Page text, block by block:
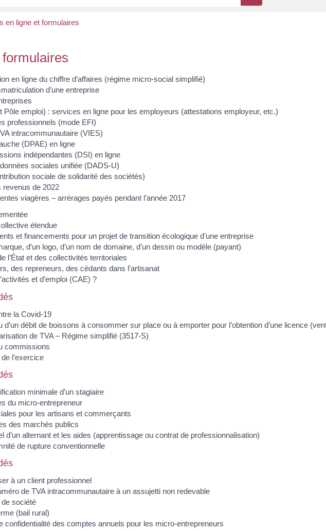
en ligne et formulaires
en ligne du chiffre d’affaires (régime micro-social simplifié)
d’une entreprise
Pôle emploi) : services en ligne pour les employeurs (attestations employeur, etc.)
professionnels (mode EFI)
intracommunautaire (VIES)
(DPAE) en ligne
indépendantes (DSI) en ligne
sociales unifiée (DADS-U)
sociale de solidarité des sociétés)
revenus de 2022
viagères – arrérages payés pendant l’année 2017
étendue
et financements pour un projet de transition écologique d’une entreprise
d’un logo, d’un nom de domaine, d’un dessin ou modèle (payant)
l’État et des collectivités territoriales
des repreneurs, des cédants dans l’artisanat
et d’emploi (CAE) ?
la Covid‑19
d’un débit de boissons à consommer sur place ou à emporter pour l’obtention d’une licence
de TVA – Régime simplifié (3517-S)
commissions
l’exercice
minimale d’un stagiaire
du micro-entrepreneur
pour les artisans et commerçants
des marchés publics
d’un alternant et les aides (apprentissage ou contrat de professionnalisation)
de rupture conventionnelle
à un client professionnel
de TVA intracommunautaire à un assujetti non redevable
de société
(bail rural)
confidentialité des comptes annuels pour les micro-entrepreneurs